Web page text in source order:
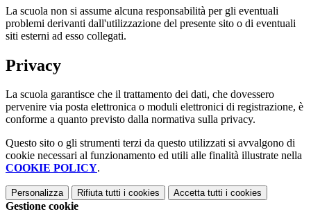
La scuola non si assume alcuna responsabilità per gli eventuali
problemi derivanti dall'utilizzazione del presente sito o di eventuali
siti esterni ad esso collegati.
Privacy
La scuola garantisce che il trattamento dei dati, che dovessero
pervenire via posta elettronica o moduli elettronici di registrazione, è
conforme a quanto previsto dalla normativa sulla privacy.
Questo sito o gli strumenti terzi da questo utilizzati si avvalgono di
cookie necessari al funzionamento ed utili alle finalità illustrate nella
COOKIE POLICY.
Personalizza Rifiuta tutti i cookies Accetta tutti i cookies
Gestione cookie